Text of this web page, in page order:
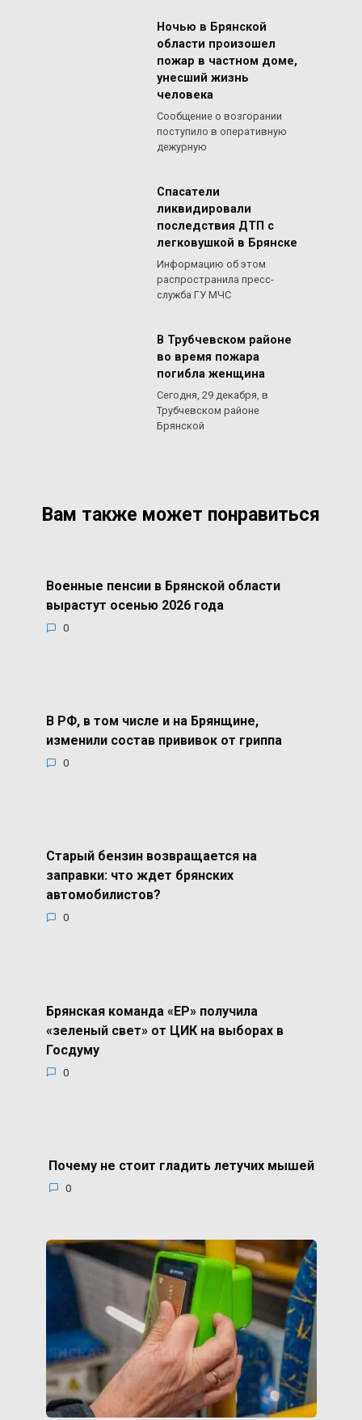
Ночью в Брянской
области произошел
пожар в частном доме,
унесший жизнь
человека
Сообщение о возгорании
поступило в оперативную
дежурную
Спасатели
ликвидировали
последствия ДТП с
легковушкой в Брянске
Информацию об этом
распространила пресс-
служба ГУ МЧС
В Трубчевском районе
во время пожара
погибла женщина
Сегодня, 29 декабря, в
Трубчевском районе
Брянской
Вам также может понравиться
Военные пенсии в Брянской области
вырастут осенью 2026 года
0
В РФ, в том числе и на Брянщине,
изменили состав прививок от гриппа
0
Старый бензин возвращается на
заправки: что ждет брянских
автомобилистов?
0
Брянская команда «ЕР» получила
«зеленый свет» от ЦИК на выборах в
Госдуму
0
Почему не стоит гладить летучих мышей
0